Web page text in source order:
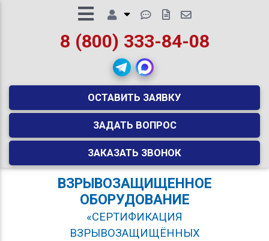
8 (800) 333-84-08
ОСТАВИТЬ ЗАЯВКУ
ЗАДАТЬ ВОПРОС
ЗАКАЗАТЬ ЗВОНОК
ВЗРЫВОЗАЩИЩЕННОЕ
ОБОРУДОВАНИЕ
«СЕРТИФИКАЦИЯ
ВЗРЫВОЗАЩИЩЁННЫХ